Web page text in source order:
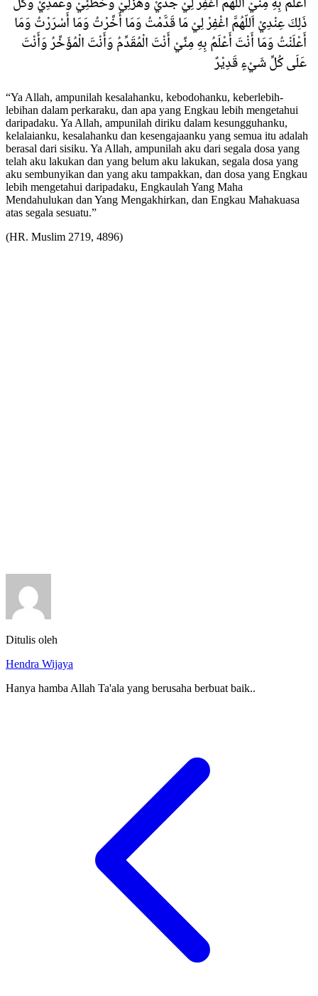
ذَلِكَ عِنْدِيْ اَللّهُمَّ اغْفِرْ لِيْ مَا قَدَّمْتُ وَمَا أَخَّرْتُ وَمَا أَسْرَرْتُ وَمَا
أَعْلَنْتُ وَمَا أَنْتَ أَعْلَمُ بِهِ مِنِّيْ أَنْتَ الْمُقَدِّمُ وَأَنْتَ الْمُؤَخِّرُ وَأَنْتَ
عَلَى كُلِّ شَيْءٍ قَدِيْرٌ
“Ya Allah, ampunilah kesalahanku, kebodohanku, keberlebih-
lebihan dalam perkaraku, dan apa yang Engkau lebih mengetahui
daripadaku. Ya Allah, ampunilah diriku dalam kesungguhanku,
kelalaianku, kesalahanku dan kesengajaanku yang semua itu adalah
berasal dari sisiku. Ya Allah, ampunilah aku dari segala dosa yang
telah aku lakukan dan yang belum aku lakukan, segala dosa yang
aku sembunyikan dan yang aku tampakkan, dan dosa yang Engkau
lebih mengetahui daripadaku, Engkaulah Yang Maha
Mendahulukan dan Yang Mengakhirkan, dan Engkau Mahakuasa
atas segala sesuatu.”
(HR. Muslim 2719, 4896)
Ditulis oleh
Hendra Wijaya
Hanya hamba Allah Ta'ala yang berusaha berbuat baik..